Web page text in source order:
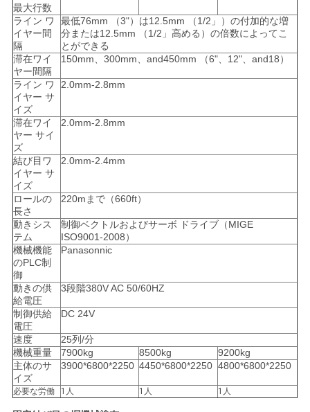
最大行数
ライン ワ
イヤー間
隔
最低76mm （3"）は12.5mm （1/2」）の付加的な増
分または12.5mm （1/2」高める）の倍数によってこ
とができる
滞在ワイ
ヤー間隔
150mm、300mm、and450mm （6"、12"、and18）
ライン ワ
イヤー サ
イズ
2.0mm-2.8mm
滞在ワイ
ヤー サイ
ズ
2.0mm-2.8mm
結び目ワ
イヤー サ
イズ
2.0mm-2.4mm
ロールの
長さ
220mまで（660ft）
動きシス
テム
制御ベクトルおよびサーボ ドライブ（MIGE
ISO9001-2008）
機械機能
のPLC制
御
Panasonnic
動きの供
給電圧
3段階380V AC 50/60HZ
制御供給
電圧
DC 24V
速度
25列/分
機械重量
7900kg 8500kg
9200kg
主体のサ
イズ
3900*6800*2250 4450*6800*2250 4800*6800*2250
必要な労働 1人 1人 1人